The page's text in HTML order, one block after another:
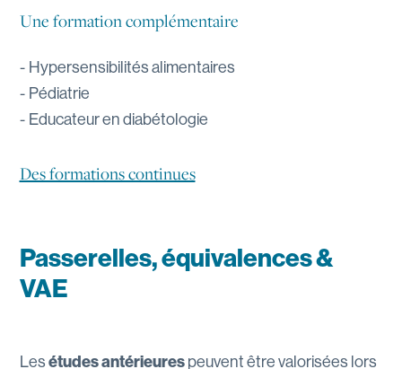
Une formation complémentaire
Hypersensibilités alimentaires
Pédiatrie
Educateur en diabétologie
Des formations continues
Passerelles, équivalences &
VAE
Lesétudes antérieurespeuvent être valorisées lors